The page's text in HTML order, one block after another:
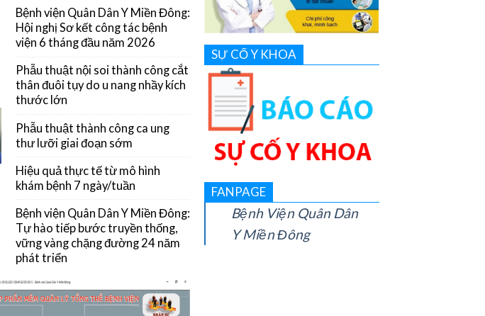
Bệnh viện Quân Dân Y Miền Đông:
Hội nghị Sơ kết công tác bệnh
viện 6 tháng đầu năm 2026
Phẫu thuật nội soi thành công cắt
thân đuôi tụy do u nang nhầy kích
thước lớn
Phẫu thuật thành công ca ung
thư lưỡi giai đoạn sớm
Hiệu quả thực tế từ mô hình
khám bệnh 7 ngày/tuần
Bệnh viện Quân Dân Y Miền Đông:
Tự hào tiếp bước truyền thống,
vững vàng chặng đường 24 năm
phát triển
SỰ CỐ Y KHOA
FANPAGE
Bệnh Viện Quân Dân
Y Miền Đông